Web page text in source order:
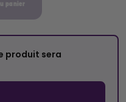
panier
produit sera